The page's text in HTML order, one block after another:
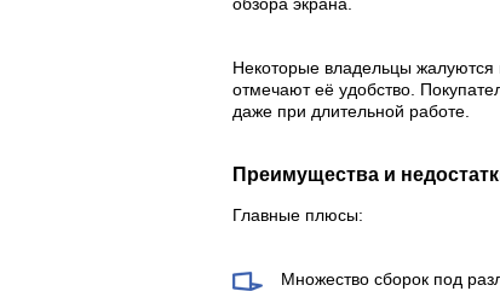
обзора экрана.
Некоторые владельцы жалуются
отмечают её удобство.
даже при длительной работе.
Преимущества и
Главные плюсы:
Множество сборок под